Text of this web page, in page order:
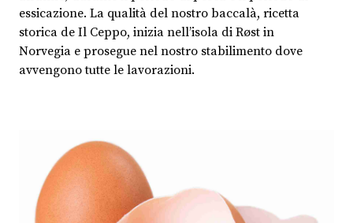
essicazione. La qualità del nostro baccalà, ricetta
storica de Il Ceppo, inizia nell’isola di Røst in
Norvegia e prosegue nel nostro stabilimento dove
avvengono tutte le lavorazioni.